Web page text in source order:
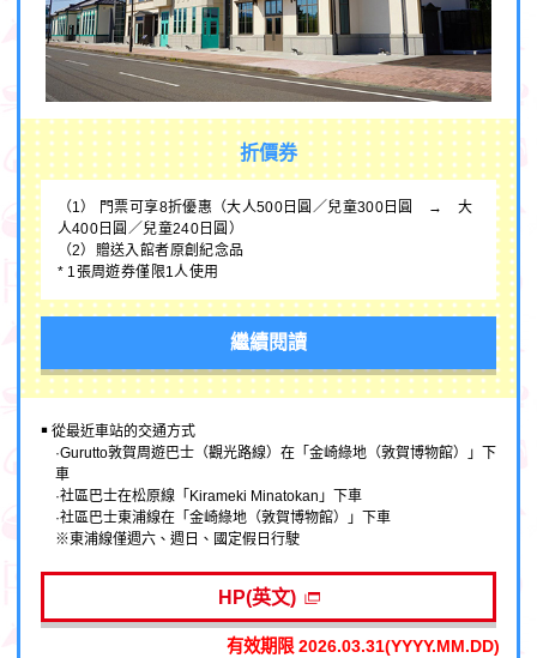
折價券
（1） 門票可享8折優惠（大人500日圓／兒童300日圓 → 大
人400日圓／兒童240日圓）
（2）贈送入館者原創紀念品
* 1張周遊券僅限1人使用
繼續閱讀
￭ 從最近車站的交通方式
·Gurutto敦賀周遊巴士（觀光路線）在「金崎綠地（敦賀博物館）」下
車
·社區巴士在松原線「Kirameki Minatokan」下車
·社區巴士東浦線在「金崎綠地（敦賀博物館）」下車
※東浦線僅週六、週日、國定假日行駛
HP(英文)
有效期限 2026.03.31(YYYY.MM.DD)